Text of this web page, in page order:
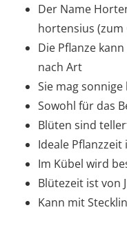
Der Name
hortensius
Die Pflanze
nach Art
Sie mag
Sowohl für das
Blüten sind
Ideale Pflanzzeit
Im Kübel wird
Blütezeit ist von
Kann mit